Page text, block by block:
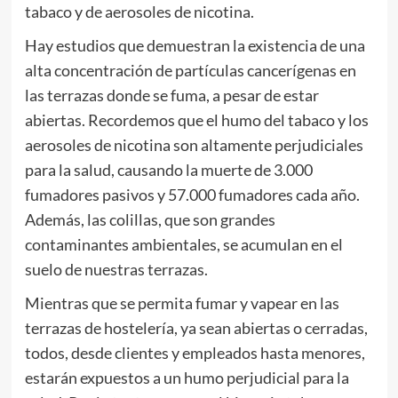
tabaco y de aerosoles de nicotina.
Hay estudios que demuestran la existencia de una
alta concentración de partículas cancerígenas en
las terrazas donde se fuma, a pesar de estar
abiertas. Recordemos que el humo del tabaco y los
aerosoles de nicotina son altamente perjudiciales
para la salud, causando la muerte de 3.000
fumadores pasivos y 57.000 fumadores cada año.
Además, las colillas, que son grandes
contaminantes ambientales, se acumulan en el
suelo de nuestras terrazas.
Mientras que se permita fumar y vapear en las
terrazas de hostelería, ya sean abiertas o cerradas,
todos, desde clientes y empleados hasta menores,
estarán expuestos a un humo perjudicial para la